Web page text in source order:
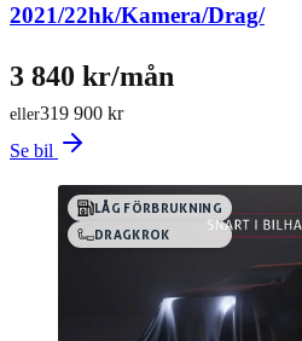
2021/22hk/Kamera/Drag/
319 900 kr
eller
3 840 kr/mån
Se bil
LÅG FÖRBRUKNING
DRAGKROK